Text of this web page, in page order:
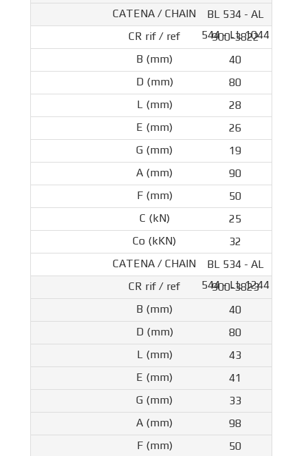
BL 534 - AL
544 - LL 1044
900-3822
40
80
28
26
19
90
50
25
32
BL 534 - AL
544 - LL 1244
900-3823
40
80
43
41
33
98
50